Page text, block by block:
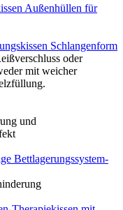
Außenhüllen für
Schlangenform
oder
mit weicher
und
Bettlagerungssystem-